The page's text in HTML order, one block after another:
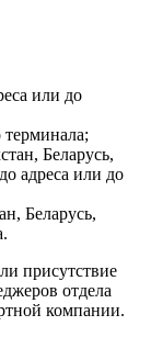
или до
Беларусь,
адреса или до
Беларусь,
присутствие
отдела
компании.